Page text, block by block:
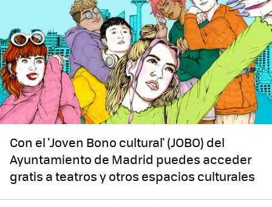
Con el 'Joven Bono cultural'(JOBO) del
Ayuntamiento de Madrid puedes acceder
gratis a teatros y otros espacios culturales